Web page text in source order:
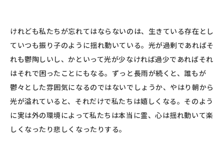
けれども私たちが忘れてはならないのは、生きている存在とし
ていつも振り子のように揺れ動いている。光が過剰であればそ
れも鬱陶しいし、かといって光が少なければ過少であればそれ
はそれで困ったことにもなる。ずっと長雨が続くと、誰もが
鬱々とした雰囲気になるのではないでしょうか、やはり朝から
光が溢れていると、それだけで私たちは嬉しくなる。そのよう
に実は外の環境によって私たちは本当に霊、心は揺れ動いて楽
しくなったり悲しくなったりする。